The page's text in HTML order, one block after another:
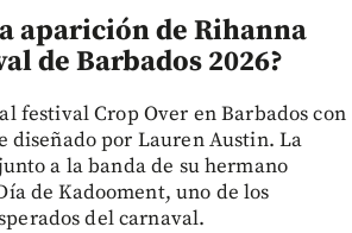
aparición de Rihanna
de Barbados 2026?
festival Crop Over en Barbados con
diseñado por Lauren Austin. La
a la banda de su hermano
de Kadooment, uno de los
del carnaval.